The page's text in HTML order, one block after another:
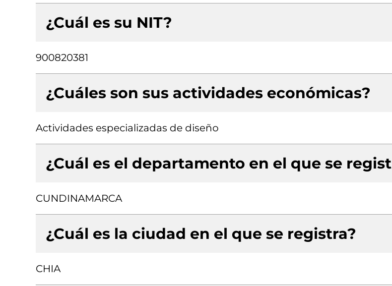
¿Cuál es su NIT?
900820381
¿Cuáles son sus actividades económicas?
Actividades especializadas de diseño
¿Cuál es el departamento en el que se
CUNDINAMARCA
¿Cuál es la ciudad en el que se registra?
CHIA